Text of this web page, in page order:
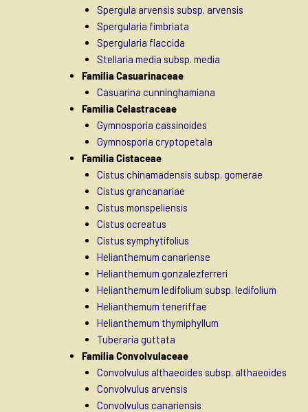
Spergula arvensis subsp. arvensis
Spergularia fimbriata
Spergularia flaccida
Stellaria media subsp. media
Familia Casuarinaceae
Casuarina cunninghamiana
Familia Celastraceae
Gymnosporia cassinoides
Gymnosporia cryptopetala
Familia Cistaceae
Cistus chinamadensis subsp. gomerae
Cistus grancanariae
Cistus monspeliensis
Cistus ocreatus
Cistus symphytifolius
Helianthemum canariense
Helianthemum gonzalezferreri
Helianthemum ledifolium subsp. ledifolium
Helianthemum teneriffae
Helianthemum thymiphyllum
Tuberaria guttata
Familia Convolvulaceae
Convolvulus althaeoides subsp. althaeoides
Convolvulus arvensis
Convolvulus canariensis